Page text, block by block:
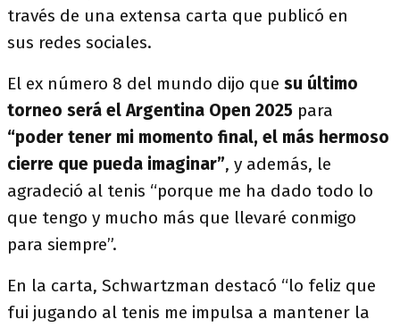
través de una extensa carta que publicó en
sus redes sociales.
El ex número 8 del mundo dijo que su último
torneo será el Argentina Open 2025 para
“poder tener mi momento final, el más hermoso
cierre que pueda imaginar”, y además, le
agradeció al tenis “porque me ha dado todo lo
que tengo y mucho más que llevaré conmigo
para siempre”.
En la carta, Schwartzman destacó “lo feliz que
fui jugando al tenis me impulsa a mantener la